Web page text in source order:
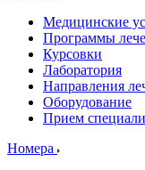
Медицинские
Программы
Курсовки
Лаборатория
Направления
Оборудование
Прием
Номера